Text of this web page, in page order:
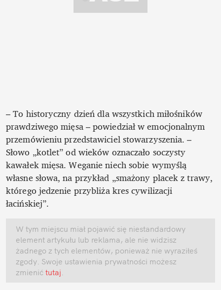
– To historyczny dzień dla wszystkich miłośników
prawdziwego mięsa – powiedział w emocjonalnym
przemówieniu przedstawiciel stowarzyszenia. –
Słowo „kotlet” od wieków oznaczało soczysty
kawałek mięsa. Weganie niech sobie wymyślą
własne słowa, na przykład „smażony placek z trawy,
którego jedzenie przybliża kres cywilizacji
łacińskiej”.
W tym miejscu miał pojawić się niestandardowy
element artykułu lub reklama, ale nie widzisz
żadnego z tych elementów, ponieważ nie wyraziłeś
zgody. Swoje ustawienia prywatności możesz
zmienić tutaj.